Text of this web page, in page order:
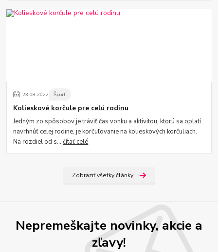
23.08.2022 Šport
Kolieskové korčule pre celú rodinu
Jedným zo spôsobov je tráviť čas vonku a aktivitou, ktorú sa oplatí
navrhnúť celej rodine, je korčuľovanie na kolieskových korčuliach.
Na rozdiel od s...čítať celé
Zobraziť všetky články
Nepremeškajte novinky, akcie a
zľavy!